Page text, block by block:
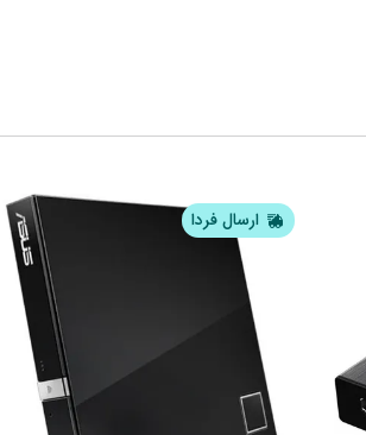
ارسال فردا